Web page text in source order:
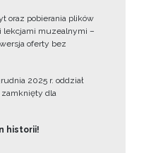
oraz pobierania plików
lekcjami muzealnymi –
oferty bez
2025 r. oddział
dla
historii!